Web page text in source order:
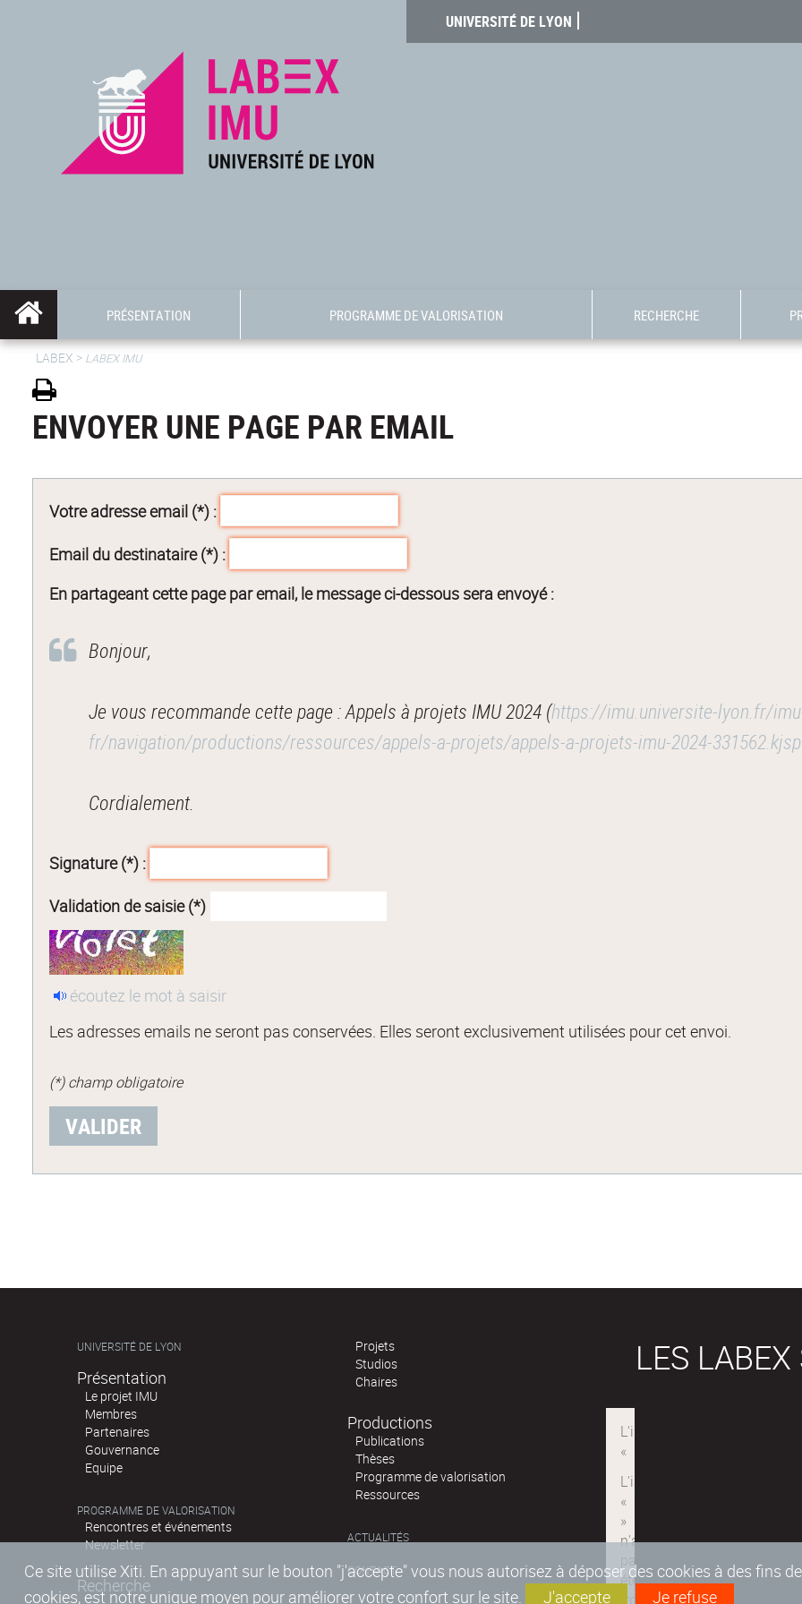
Ce site utilise Xiti. En appuyant sur le bouton "j'accepte" vous nous autorisez à déposer des cookies à des fins
cookies, est notre unique moyen pour améliorer votre confort sur le site.
J'accepte Je refuse
UNIVERSITÉ DE LYON
PRÉSENTATION PROGRAMME DE VALORISATION RECHERCHE
LABEX > LABEX IMU
ENVOYER UNE PAGE PAR EMAIL
Votre adresse email (*) :
Email du destinataire (*) :
En partageant cette page par email, le message ci-dessous sera envoyé :
Bonjour,
Je vous recommande cette page : Appels à projets IMU 2024 (https://imu.universite-lyon.fr/
fr/navigation/productions/ressources/appels-a-projets/appels-a-projets-imu-2024-
Cordialement.
Signature (*) :
Validation de saisie (*)
écoutez le mot à saisir
Les adresses emails ne seront pas conservées. Elles seront exclusivement utilisées pour cet envoi.
(*) champ obligatoire
UNIVERSITÉ DE LYON
Présentation
Le projet IMU
Membres
Partenaires
Gouvernance
Equipe
PROGRAMME DE VALORISATION
Rencontres et événements
Newsletter
Recherche
Projets
Studios
Chaires
Productions
Publications
Thèses
Programme de valorisation
Ressources
ACTUALITÉS
CONTACT
LES